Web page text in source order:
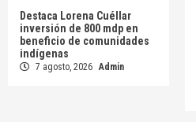
Destaca Lorena Cuéllar
inversión de 800 mdp en
beneficio de comunidades
indígenas
7 agosto, 2026 Admin